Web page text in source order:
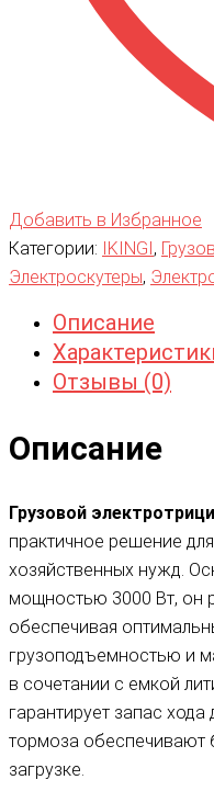
Добавить в Избранное
Категории: IKINGI,
Электроскутеры,
Описание
Отзывы (0)
Описание
Грузовой
практичное решение
хозяйственных нужд.
мощностью 3000 Вт, он
обеспечивая
грузоподъемностью и
в сочетании с емкой
гарантирует запас
тормоза обеспечивают
загрузке.